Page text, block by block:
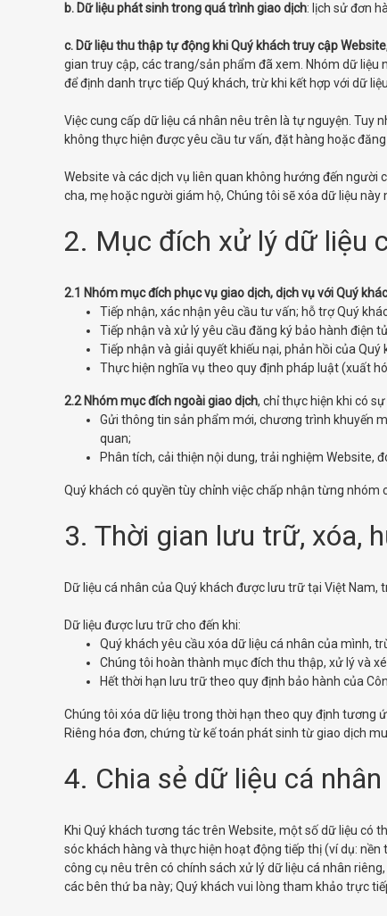
b. Dữ liệu phát sinh trong quá trình giao dịch: lịch sử đơn
c. Dữ liệu thu thập tự động khi Quý khách truy cập Website
gian truy cập, các trang/sản phẩm đã xem. Nhóm dữ liệu
để định danh trực tiếp Quý khách, trừ khi kết hợp với dữ
Việc cung cấp dữ liệu cá nhân nêu trên là tự nguyện. Tuy
không thực hiện được yêu cầu tư vấn, đặt hàng hoặc
Website và các dịch vụ liên quan không hướng đến
cha, mẹ hoặc người giám hộ, Chúng tôi sẽ xóa dữ liệu này
2. Mục đích xử lý dữ liệu
2.1 Nhóm mục đích phục vụ giao dịch, dịch vụ với Quý
Tiếp nhận, xác nhận yêu cầu tư vấn; hỗ trợ Quý
Tiếp nhận và xử lý yêu cầu đăng ký bảo hành điện
Tiếp nhận và giải quyết khiếu nại, phản hồi của
Thực hiện nghĩa vụ theo quy định pháp luật (xuất
2.2 Nhóm mục đích ngoài giao dịch, chỉ thực hiện khi có
Gửi thông tin sản phẩm mới, chương trình khuyến
quan;
Phân tích, cải thiện nội dung, trải nghiệm Website,
Quý khách có quyền tùy chỉnh việc chấp nhận từng
3. Thời gian lưu trữ, xóa,
Dữ liệu cá nhân của Quý khách được lưu trữ tại Việt
Dữ liệu được lưu trữ cho đến khi:
Quý khách yêu cầu xóa dữ liệu cá nhân của mình,
Chúng tôi hoàn thành mục đích thu thập, xử lý và
Hết thời hạn lưu trữ theo quy định bảo hành của
Chúng tôi xóa dữ liệu trong thời hạn theo quy định tương
Riêng hóa đơn, chứng từ kế toán phát sinh từ giao dịch
4. Chia sẻ dữ liệu cá nhân
Khi Quý khách tương tác trên Website, một số dữ liệu có
sóc khách hàng và thực hiện hoạt động tiếp thị (ví dụ:
công cụ nêu trên có chính sách xử lý dữ liệu cá nhân
các bên thứ ba này; Quý khách vui lòng tham khảo trực